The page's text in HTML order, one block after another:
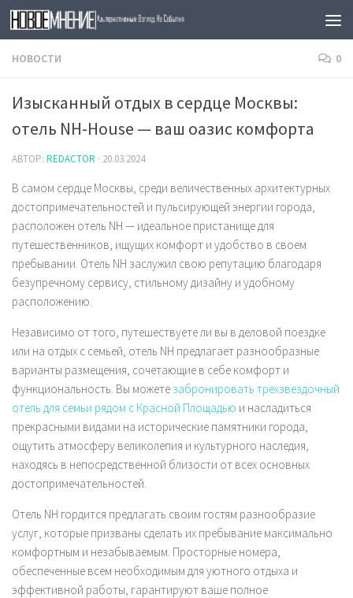
Skip to content
НОВОСТИ 0
Изысканный отдых в сердце Москвы:
отель NH-House — ваш оазис комфорта
АВТОР: REDACTOR · 20.03.2024
В самом сердце Москвы, среди величественных архитектурных
достопримечательностей и пульсирующей энергии города,
расположен отель NH — идеальное пристанище для
путешественников, ищущих комфорт и удобство в своем
пребывании. Отель NH заслужил свою репутацию благодаря
безупречному сервису, стильному дизайну и удобному
расположению.
Независимо от того, путешествуете ли вы в деловой поездке
или на отдых с семьей, отель NH предлагает разнообразные
варианты размещения, сочетающие в себе комфорт и
функциональность. Вы можете забронировать трехзвездочный
отель для семьи рядом с Красной Площадью и насладиться
прекрасными видами на исторические памятники города,
ощутить атмосферу великолепия и культурного наследия,
находясь в непосредственной близости от всех основных
достопримечательностей.
Отель NH гордится предлагать своим гостям разнообразие
услуг, которые призваны сделать их пребывание максимально
комфортным и незабываемым. Просторные номера,
обеспеченные всем необходимым для уютного отдыха и
эффективной работы, гарантируют ваше полное